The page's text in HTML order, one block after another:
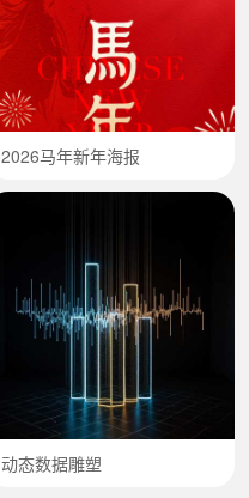
2026马年新年海报
动态数据雕塑